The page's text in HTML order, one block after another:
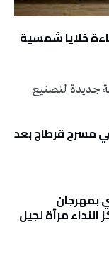
خلايا شمسية
جديدة لتصنيع
مسرح قرطاج بعد
بمهرجان
مرآة لجيل